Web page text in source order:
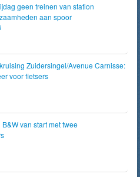
geen treinen van station
aan spoor
Zuidersingel/Avenue Carnisse:
voor fietsers
van start met twee